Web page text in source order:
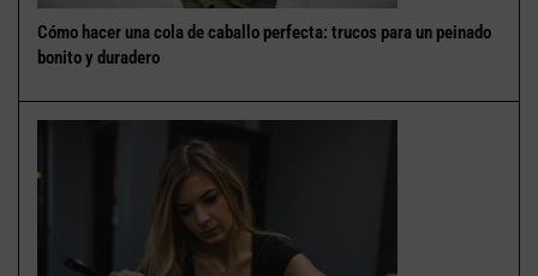
Cómo hacer una cola de caballo perfecta: trucos para un peinado
bonito y duradero